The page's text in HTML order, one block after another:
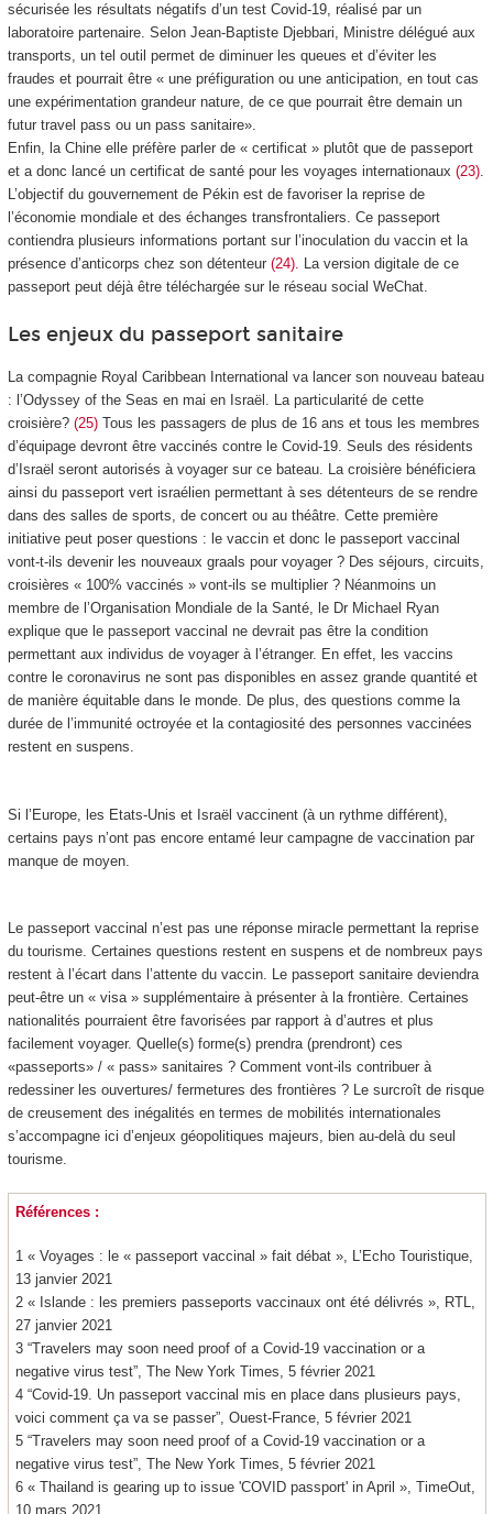
sécurisée les résultats négatifs d’un test Covid-19, réalisé par un
laboratoire partenaire. Selon Jean-Baptiste Djebbari, Ministre délégué aux
transports, un tel outil permet de diminuer les queues et d’éviter les
fraudes et pourrait être « une préfiguration ou une anticipation, en tout cas
une expérimentation grandeur nature, de ce que pourrait être demain un
futur travel pass ou un pass sanitaire».
Enfin, la Chine elle préfère parler de « certificat » plutôt que de passeport
et a donc lancé un certificat de santé pour les voyages internationaux (23).
L’objectif du gouvernement de Pékin est de favoriser la reprise de
l’économie mondiale et des échanges transfrontaliers. Ce passeport
contiendra plusieurs informations portant sur l’inoculation du vaccin et la
présence d’anticorps chez son détenteur (24). La version digitale de ce
passeport peut déjà être téléchargée sur le réseau social WeChat.
Les enjeux du passeport sanitaire
La compagnie Royal Caribbean International va lancer son nouveau bateau
: l’Odyssey of the Seas en mai en Israël. La particularité de cette
croisière? (25)Tous les passagers de plus de 16 ans et tous les membres
d’équipage devront être vaccinés contre le Covid-19. Seuls des résidents
d’Israël seront autorisés à voyager sur ce bateau. La croisière bénéficiera
ainsi du passeport vert israélien permettant à ses détenteurs de se rendre
dans des salles de sports, de concert ou au théâtre. Cette première
initiative peut poser questions : le vaccin et donc le passeport vaccinal
vont-t-ils devenir les nouveaux graals pour voyager ? Des séjours, circuits,
croisières « 100% vaccinés » vont-ils se multiplier ? Néanmoins un
membre de l’Organisation Mondiale de la Santé, le Dr Michael Ryan
explique que le passeport vaccinal ne devrait pas être la condition
permettant aux individus de voyager à l’étranger. En effet, les vaccins
contre le coronavirus ne sont pas disponibles en assez grande quantité et
de manière équitable dans le monde. De plus, des questions comme la
durée de l’immunité octroyée et la contagiosité des personnes vaccinées
restent en suspens.
Si l’Europe, les Etats-Unis et Israël vaccinent (à un rythme différent),
certains pays n’ont pas encore entamé leur campagne de vaccination par
manque de moyen.
Le passeport vaccinal n’est pas une réponse miracle permettant la reprise
du tourisme. Certaines questions restent en suspens et de nombreux pays
restent à l’écart dans l’attente du vaccin. Le passeport sanitaire deviendra
peut-être un « visa » supplémentaire à présenter à la frontière. Certaines
nationalités pourraient être favorisées par rapport à d’autres et plus
facilement voyager. Quelle(s) forme(s) prendra (prendront) ces
«passeports» / « pass» sanitaires ? Comment vont-ils contribuer à
redessiner les ouvertures/ fermetures des frontières ? Le surcroît de risque
de creusement des inégalités en termes de mobilités internationales
s’accompagne ici d’enjeux géopolitiques majeurs, bien au-delà du seul
tourisme.
Références :
1 « Voyages : le « passeport vaccinal » fait débat », L’Echo Touristique,
13 janvier 2021
2 « Islande : les premiers passeports vaccinaux ont été délivrés », RTL,
27 janvier 2021
3 “Travelers may soon need proof of a Covid-19 vaccination or a
negative virus test”, The New York Times, 5 février 2021
4 “Covid-19. Un passeport vaccinal mis en place dans plusieurs pays,
voici comment ça va se passer”, Ouest-France, 5 février 2021
5 “Travelers may soon need proof of a Covid-19 vaccination or a
negative virus test”, The New York Times, 5 février 2021
6 « Thailand is gearing up to issue 'COVID passport' in April », TimeOut,
10 mars 2021